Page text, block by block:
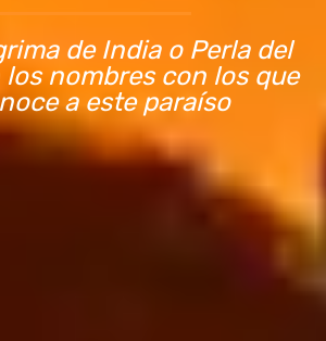
de India o Perla del
nombres con los que
a este paraíso